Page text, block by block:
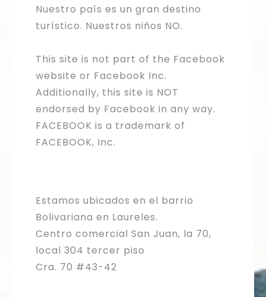
Nuestro país es un gran destino
turístico. Nuestros niños NO.
This site is not part of the Facebook
website or Facebook Inc.
Additionally, this site is NOT
endorsed by Facebook in any way.
FACEBOOK is a trademark of
FACEBOOK, Inc.
Estamos ubicados en el barrio
Bolivariana en Laureles.
Centro comercial San Juan, la 70,
local 304 tercer piso
Cra. 70 #43-42